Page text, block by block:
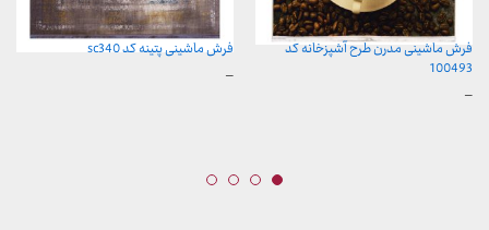
فرش ماشینی مدرن طرح آشپزخانه کد
100493
–محدوده
فرش ماشینی پتینه کد sc340
–محدوده